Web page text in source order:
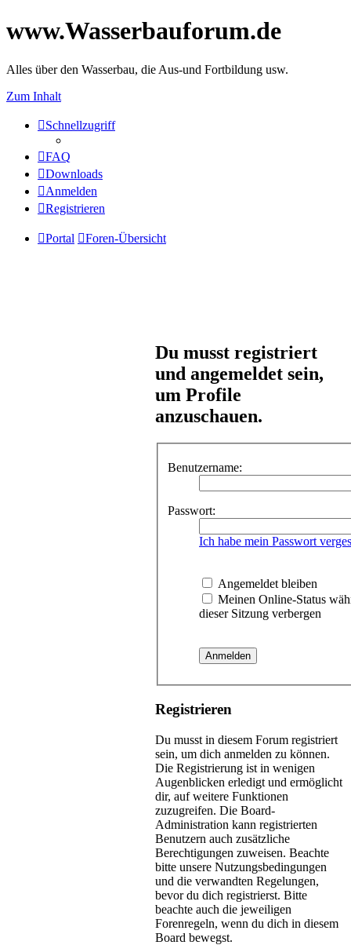
www.Wasserbauforum.de
Alles über den Wasserbau, die Aus-und Fortbildung usw.
Zum Inhalt
Schnellzugriff
FAQ
Downloads
Anmelden
Registrieren
Portal Foren-Übersicht
Du musst registriert
und angemeldet sein,
um Profile
anzuschauen.
Benutzername:
Passwort:
Ich habe mein Passwort
Angemeldet bleiben
Meinen Online-Status
dieser Sitzung verbergen
Registrieren
Du musst in diesem Forum registriert
sein, um dich anmelden zu können.
Die Registrierung ist in wenigen
Augenblicken erledigt und ermöglicht
dir, auf weitere Funktionen
zuzugreifen. Die Board-
Administration kann registrierten
Benutzern auch zusätzliche
Berechtigungen zuweisen. Beachte
bitte unsere Nutzungsbedingungen
und die verwandten Regelungen,
bevor du dich registrierst. Bitte
beachte auch die jeweiligen
Forenregeln, wenn du dich in diesem
Board bewegst.